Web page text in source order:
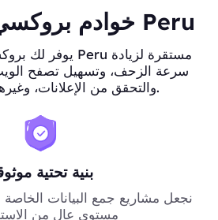
خوادم بروكسي سكنية في Peru
سرعة الزحف، وتسهيل تصفح
والتحقق من الإعلانات، وغيرها من الأنشطة.
بنية تحتية
نجعل مشاريع جمع البيانات
مستوى عالٍ من